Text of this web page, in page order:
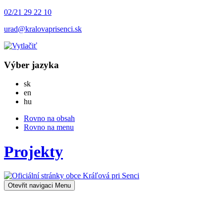
02/21 29 22 10
urad@kralovaprisenci.sk
Výber jazyka
skSlovensky
en
hu
Rovno na obsah
Rovno na menu
Projekty
Otevřit navigaci Menu